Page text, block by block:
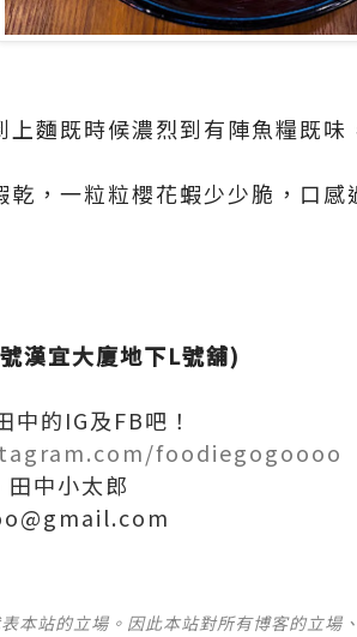
上麵既時候濃烈到有陣魚糧既
，一粒粒櫻花蝦少少脆，口
漢宜大廈地下L號舖)
的IG及FB吧！
foodiegogoooo
中小太郎
本站的立場。因此本站對所有博客的立場